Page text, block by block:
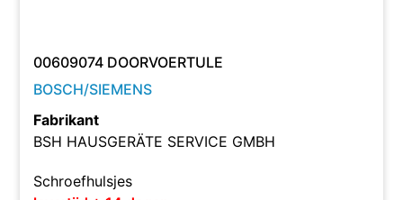
00609074 DOORVOERTULE
BOSCH/SIEMENS
Fabrikant
BSH HAUSGERÄTE SERVICE GMBH
Schroefhulsjes